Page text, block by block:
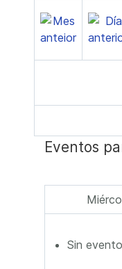
Eventos
Sin